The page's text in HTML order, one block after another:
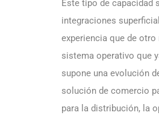
Este tipo de capacidad
integraciones
experiencia que de
sistema operativo que
supone una evolución
solución de comercio
para la distribución, la